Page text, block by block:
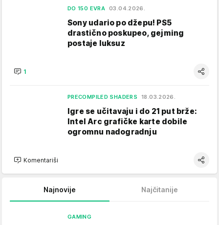
DO 150 EVRA 03.04.2026.
Sony udario po džepu! PS5
drastično poskupeo, gejming
postaje luksuz
1
PRECOMPILED SHADERS 18.03.2026.
Igre se učitavaju i do 21 put brže:
Intel Arc grafičke karte dobile
ogromnu nadogradnju
Komentariši
Najnovije Najčitanije
GAMING